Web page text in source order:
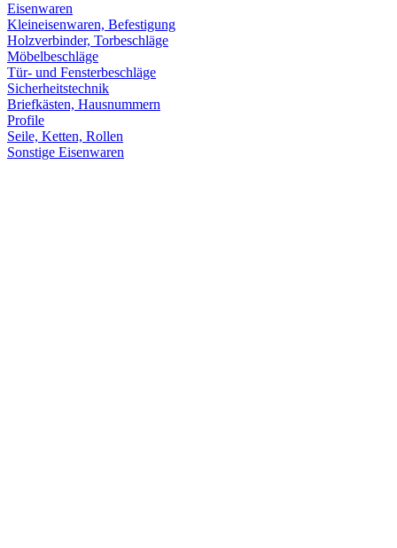
Eisenwaren
Kleineisenwaren, Befestigung
Holzverbinder, Torbeschläge
Möbelbeschläge
Tür- und Fensterbeschläge
Sicherheitstechnik
Briefkästen, Hausnummern
Profile
Seile, Ketten, Rollen
Sonstige Eisenwaren